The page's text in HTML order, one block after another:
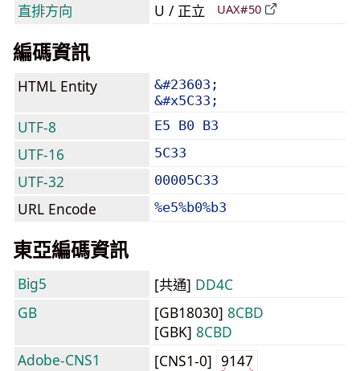
直排方向 U / 正立 UAX#50
編碼資訊
HTML Entity
&#23603;
&#x5C33;
UTF-8 E5 B0 B3
UTF-16 5C33
UTF-32 00005C33
URL Encode %e5%b0%b3
東亞編碼資訊
Big5 [共通] DD4C
GB
[GB18030] 8CBD
[GBK] 8CBD
Adobe-CNS1
[CNS1-0] 9147